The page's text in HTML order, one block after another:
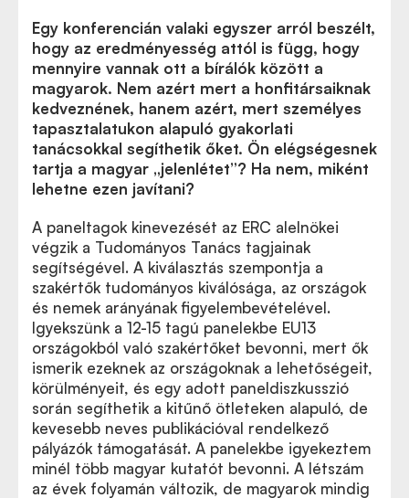
Egy konferencián valaki egyszer arról beszélt,
hogy az eredményesség attól is függ, hogy
mennyire vannak ott a bírálók között a
magyarok. Nem azért mert a honfitársaiknak
kedveznének, hanem azért, mert személyes
tapasztalatukon alapuló gyakorlati
tanácsokkal segíthetik őket. Ön elégségesnek
tartja a magyar „jelenlétet”? Ha nem, miként
lehetne ezen javítani?
A paneltagok kinevezését az ERC alelnökei
végzik a Tudományos Tanács tagjainak
segítségével. A kiválasztás szempontja a
szakértők tudományos kiválósága, az országok
és nemek arányának figyelembevételével.
Igyekszünk a 12-15 tagú panelekbe EU13
országokból való szakértőket bevonni, mert ők
ismerik ezeknek az országoknak a lehetőségeit,
körülményeit, és egy adott paneldiszkusszió
során segíthetik a kitűnő ötleteken alapuló, de
kevesebb neves publikációval rendelkező
pályázók támogatását. A panelekbe igyekeztem
minél több magyar kutatót bevonni. A létszám
az évek folyamán változik, de magyarok mindig